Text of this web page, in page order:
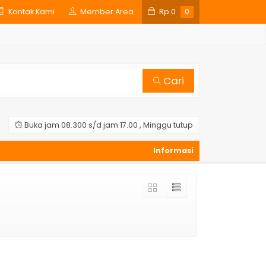
Kontak Kami Member Area Rp 0 0
Cari
Buka jam 08.300 s/d jam 17.00 , Minggu tutup